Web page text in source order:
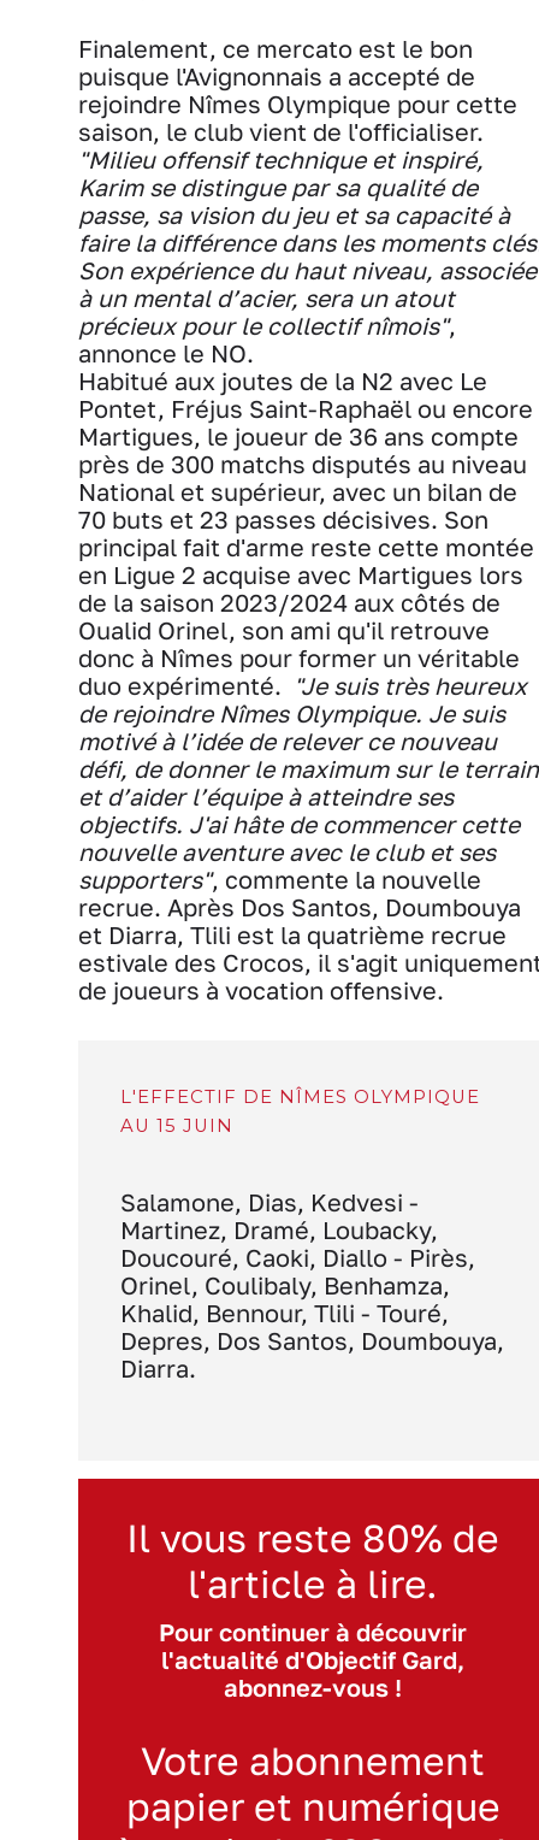
Finalement, ce mercato est le bon
puisque l'Avignonnais a accepté de
rejoindre Nîmes Olympique pour cette
saison, le club vient de l'officialiser.
"Milieu offensif technique et inspiré,
Karim se distingue par sa qualité de
passe, sa vision du jeu et sa capacité à
faire la différence dans les moments
Son expérience du haut niveau, associée
à un mental d’acier, sera un atout
précieux pour le collectif nîmois",
annonce le NO.
Habitué aux joutes de la N2 avec Le
Pontet, Fréjus Saint-Raphaël ou encore
Martigues, le joueur de 36 ans compte
près de 300 matchs disputés au niveau
National et supérieur, avec un bilan de
70 buts et 23 passes décisives. Son
principal fait d'arme reste cette montée
en Ligue 2 acquise avec Martigues lors
de la saison 2023/2024 aux côtés de
Oualid Orinel, son ami qu'il retrouve
donc à Nîmes pour former un véritable
duo expérimenté.
"Je suis très heureux
de rejoindre Nîmes Olympique. Je suis
motivé à l’idée de relever ce nouveau
défi, de donner le maximum sur le terrain
et d’aider l’équipe à atteindre ses
objectifs. J'ai hâte de commencer cette
nouvelle aventure avec le club et ses
supporters", commente la nouvelle
recrue. Après Dos Santos, Doumbouya
et Diarra, Tlili est la quatrième recrue
estivale des Crocos, il s'agit
de joueurs à vocation offensive.
L'EFFECTIF DE NÎMES OLYMPIQUE
AU 15 JUIN
Salamone, Dias, Kedvesi -
Martinez, Dramé, Loubacky,
Doucouré, Caoki, Diallo - Pirès,
Orinel, Coulibaly, Benhamza,
Khalid, Bennour, Tlili - Touré,
Depres, Dos Santos, Doumbouya,
Diarra.
Il vous reste 80% de
l'article à lire.
Pour continuer à découvrir
l'actualité d'Objectif Gard,
abonnez-vous !
Votre abonnement
papier et numérique